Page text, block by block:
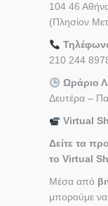
104 46
(Πλησίον
210 244
Ωράριο
Δευτέρα –
Virtual
Δείτε τα
το Virtual
Μέσα από
μπορούμε